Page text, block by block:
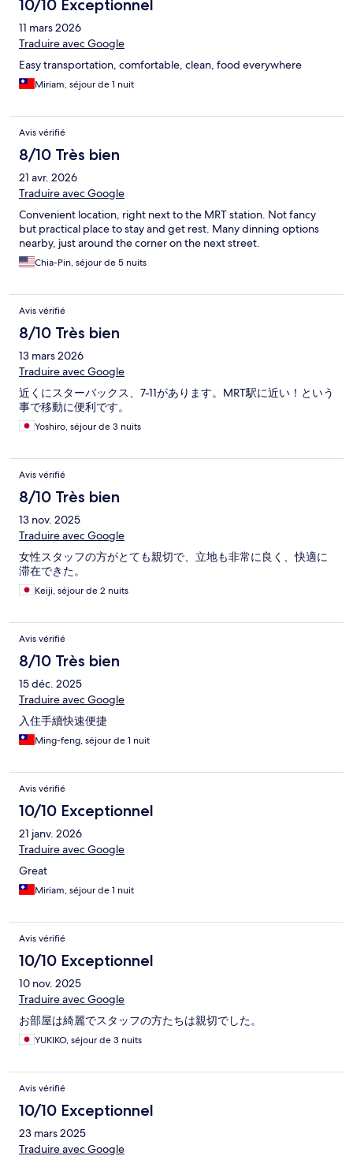
10/10 Exceptionnel
11 mars 2026
Traduire avec Google
Easy transportation, comfortable, clean, food everywhere
Miriam, séjour de 1 nuit
Avis vérifié
8/10 Très bien
21 avr. 2026
Traduire avec Google
Convenient location, right next to the MRT station. Not fancy
but practical place to stay and get rest. Many dinning options
nearby, just around the corner on the next street.
Chia-Pin, séjour de 5 nuits
Avis vérifié
8/10 Très bien
13 mars 2026
Traduire avec Google
近くにスターバックス、7-11があります。MRT駅に近い！という
事で移動に便利です。
Yoshiro, séjour de 3 nuits
Avis vérifié
8/10 Très bien
13 nov. 2025
Traduire avec Google
女性スタッフの方がとても親切で、立地も非常に良く、快適に
滞在できた。
Keiji, séjour de 2 nuits
Avis vérifié
8/10 Très bien
15 déc. 2025
Traduire avec Google
入住手續快速便捷
Ming-feng, séjour de 1 nuit
Avis vérifié
10/10 Exceptionnel
21 janv. 2026
Traduire avec Google
Great
Miriam, séjour de 1 nuit
Avis vérifié
10/10 Exceptionnel
10 nov. 2025
Traduire avec Google
お部屋は綺麗でスタッフの方たちは親切でした。
YUKIKO, séjour de 3 nuits
Avis vérifié
10/10 Exceptionnel
23 mars 2025
Traduire avec Google